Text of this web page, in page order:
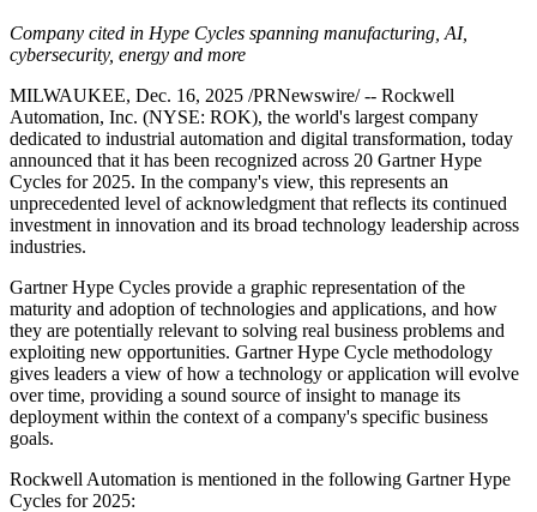
Company cited in Hype Cycles spanning manufacturing, AI,
cybersecurity, energy and more
MILWAUKEE, Dec. 16, 2025 /PRNewswire/ -- Rockwell
Automation, Inc. (NYSE: ROK), the world's largest company
dedicated to industrial automation and digital transformation, today
announced that it has been recognized across 20 Gartner Hype
Cycles for 2025. In the company's view, this represents an
unprecedented level of acknowledgment that reflects its continued
investment in innovation and its broad technology leadership across
industries.
Gartner Hype Cycles provide a graphic representation of the
maturity and adoption of technologies and applications, and how
they are potentially relevant to solving real business problems and
exploiting new opportunities. Gartner Hype Cycle methodology
gives leaders a view of how a technology or application will evolve
over time, providing a sound source of insight to manage its
deployment within the context of a company's specific business
goals.
Rockwell Automation is mentioned in the following Gartner Hype
Cycles for 2025: